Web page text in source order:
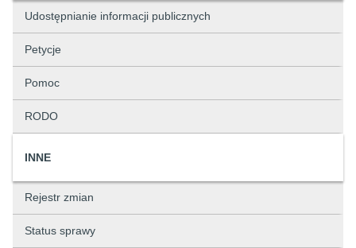
Udostępnianie informacji publicznych
Petycje
Pomoc
RODO
INNE
Rejestr zmian
Status sprawy